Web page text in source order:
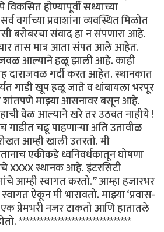
होण्यापूर्वी सध्याच्या
वर्गाच्या प्रवाशांना व्यवस्थित मिळोत
बरोबरचा संवाद हा न संपणारा आहे.
तास मात्र आता संपत आले आहेत.
जवळ आल्याने हळू झाली आहे. काही
दाराजवळ गर्दी करत आहेत. स्थानकात
गाडी खूप हळू जाते व थांबायला भरपूर
माझ्या आसनावर बसून आहे.
वेळ आल्याने खरे तर उठवत नाहीये !
चढू पाहणाऱ्या अति उतावीळ
आम्ही खाली उतरतो. मी
एकीकडे ध्वनिवर्धकातून घोषणा
XXXX स्थानक आहे. इंटरसिटी
आम्ही स्वागत करतो.’’ आम्हा हजारभर
ऐकून मी भारावतो. माझ्या ‘प्रवास-
प्रेमभरी नजर टाकतो आणि हातातले
********************************